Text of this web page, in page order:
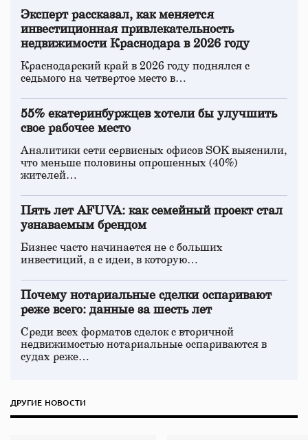
Эксперт рассказал, как меняется
инвестиционная привлекательность
недвижимости Краснодара в 2026 году
Краснодарский край в 2026 году поднялся с
седьмого на четвертое место в…
55% екатеринбуржцев хотели бы улучшить
свое рабочее место
Аналитики сети сервисных офисов SOK выяснили,
что меньше половины опрошенных (40%)
жителей…
Пять лет AFUVA: как семейный проект стал
узнаваемым брендом
Бизнес часто начинается не с больших
инвестиций, а с идеи, в которую…
Почему нотариальные сделки оспаривают
реже всего: данные за шесть лет
Среди всех форматов сделок с вторичной
недвижимостью нотариальные оспариваются в
судах реже…
ДРУГИЕ НОВОСТИ